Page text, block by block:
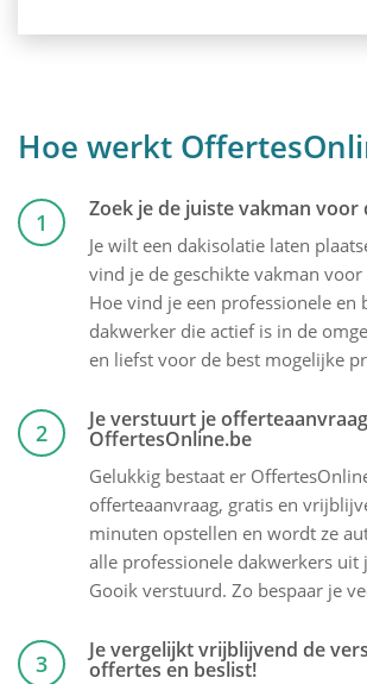
Hoe werkt
1 Zoek je de juiste vakman voor
Je wilt een dakisolatie laten
vind je de geschikte vakman voor
Hoe vind je een professionele en
dakwerker die actief is in de
en liefst voor de best mogelijke
2 Je verstuurt je
OffertesOnline.be
Gelukkig bestaat er
offerteaanvraag, gratis en
minuten opstellen en wordt ze
alle professionele dakwerkers uit
Gooik verstuurd. Zo bespaar je
3 Je vergelijkt vrijblijvend de
offertes en beslist!